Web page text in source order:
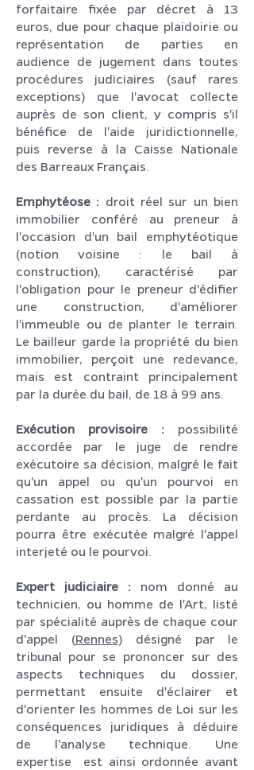
forfaitaire fixée par décret à 13
euros, due pour chaque plaidoirie ou
représentation de parties en
audience de jugement dans toutes
procédures judiciaires (sauf rares
exceptions) que l'avocat collecte
auprès de son client, y compris s'il
bénéfice de l'aide juridictionnelle,
puis reverse à la Caisse Nationale
des Barreaux Français.
Emphytéose : droit réel sur un bien
immobilier conféré au preneur à
l'occasion d'un bail emphytéotique
(notion voisine : le bail à
construction), caractérisé par
l'obligation pour le preneur d'édifier
une construction, d'améliorer
l'immeuble ou de planter le terrain.
Le bailleur garde la propriété du bien
immobilier, perçoit une redevance,
mais est contraint principalement
par la durée du bail, de 18 à 99 ans.
Exécution provisoire : possibilité
accordée par le juge de rendre
exécutoire sa décision, malgré le fait
qu'un appel ou qu'un pourvoi en
cassation est possible par la partie
perdante au procès. La décision
pourra être exécutée malgré l'appel
interjeté ou le pourvoi.
Expert judiciaire : nom donné au
technicien, ou homme de l'Art, listé
par spécialité auprès de chaque cour
d'appel (Rennes) désigné par le
tribunal pour se prononcer sur des
aspects techniques du dossier,
permettant ensuite d'éclairer et
d'orienter les hommes de Loi sur les
conséquences juridiques à déduire
de l'analyse technique. Une
expertise est ainsi ordonnée avant